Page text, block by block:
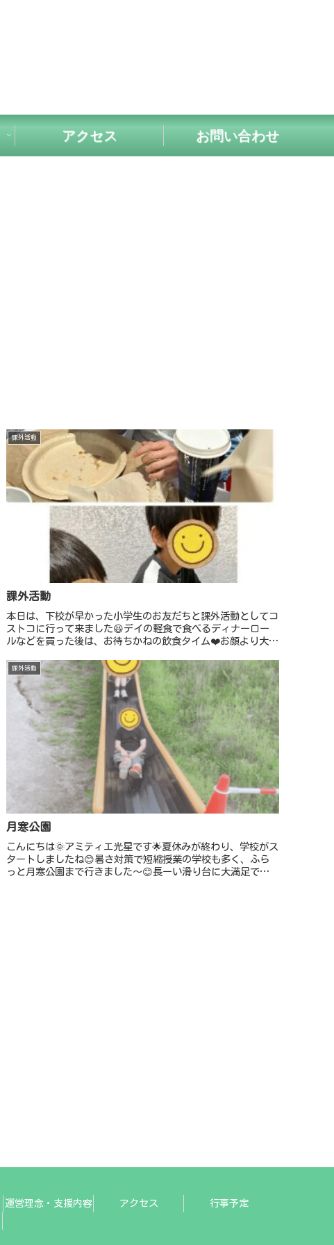
アクセス お問い合わせ
課外活動
課外活動
本日は、下校が早かった小学生のお友だちと課外活動としてコ
ストコに行って来ました😆デイの軽食で食べるディナーロー
ルなどを買った後は、お待ちかねの飲食タイム❤️お顔より大き
ュース🥤を飲んで食...
課外活動
月寒公園
こんにちは🌞アミティエ光星です🌟夏休みが終わり、学校がス
タートしましたね😊暑さ対策で短縮授業の学校も多く、ふら
っと月寒公園まで行きました〜😊長ーい滑り台に大満足でし
運営理念・支援内容 アクセス
行事予定